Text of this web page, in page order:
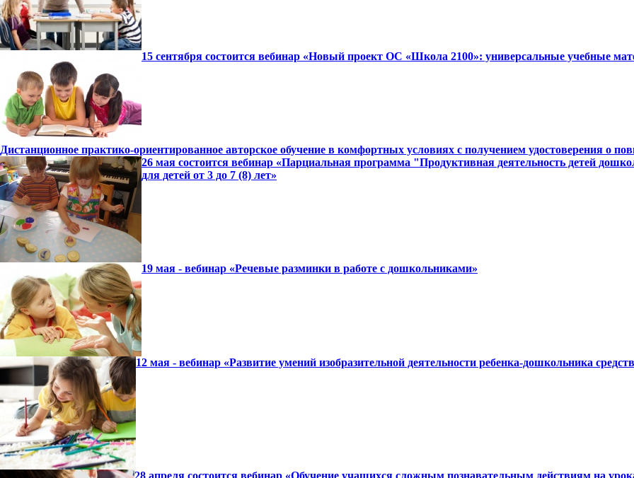
15 сентября состоится вебинар «Новый проект ОС «Школа 2100»: универсальные учебные
Дистанционное практико-ориентированное авторское обучение в комфортных условиях с получением удостоверения о
26 мая состоится вебинар «Парциальная программа "Продуктивная деятельность детей
для детей от 3 до 7 (8) лет»
19 мая - вебинар «Речевые разминки в работе с дошкольниками»
12 мая - вебинар «Развитие умений изобразительной деятельности ребенка-дошкольника
28 апреля состоится вебинар «Обучение учащихся сложным познавательным действиям на